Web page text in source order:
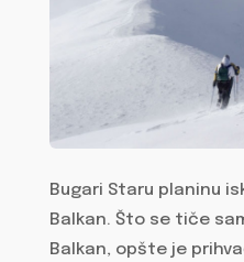
Bugari Staru planinu
Balkan. Što se tiče
Balkan, opšte je